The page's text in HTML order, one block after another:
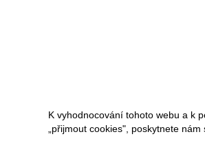
K vyhodnocování tohoto webu a k
„přijmout cookies", poskytnete